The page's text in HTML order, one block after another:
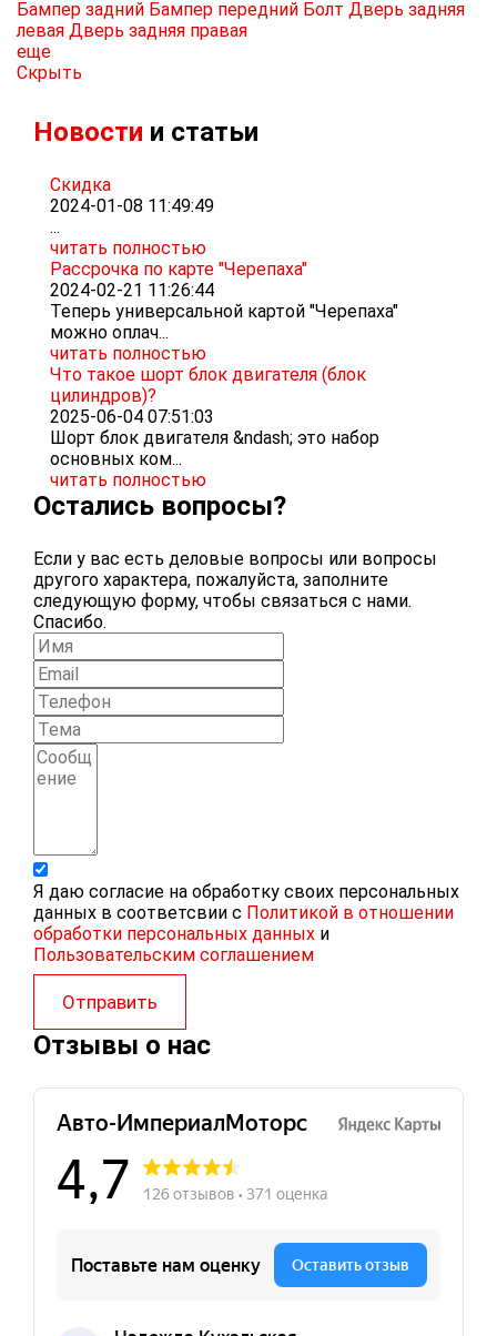
Бампер задний Бампер передний Болт Дверь задняя
левая Дверь задняя правая
еще
Скрыть
Новости и статьи
Скидка
2024-01-08 11:49:49
...
читать полностью
Рассрочка по карте "Черепаха"
2024-02-21 11:26:44
Теперь универсальной картой "Черепаха"
можно оплач...
читать полностью
Что такое шорт блок двигателя (блок
цилиндров)?
2025-06-04 07:51:03
Шорт блок двигателя &ndash; это набор
основных ком...
читать полностью
Остались вопросы?
Если у вас есть деловые вопросы или вопросы
другого характера, пожалуйста, заполните
следующую форму, чтобы связаться с нами.
Спасибо.
Я даю согласие на обработку своих персональных
данных в соответсвии с Политикой в отношении
обработки персональных данных и
Пользовательским соглашением
Отправить
Отзывы о нас